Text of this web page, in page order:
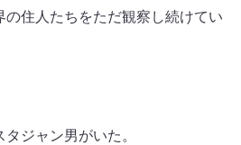
の住人たちをただ観察し続けてい
ジャン男がいた。